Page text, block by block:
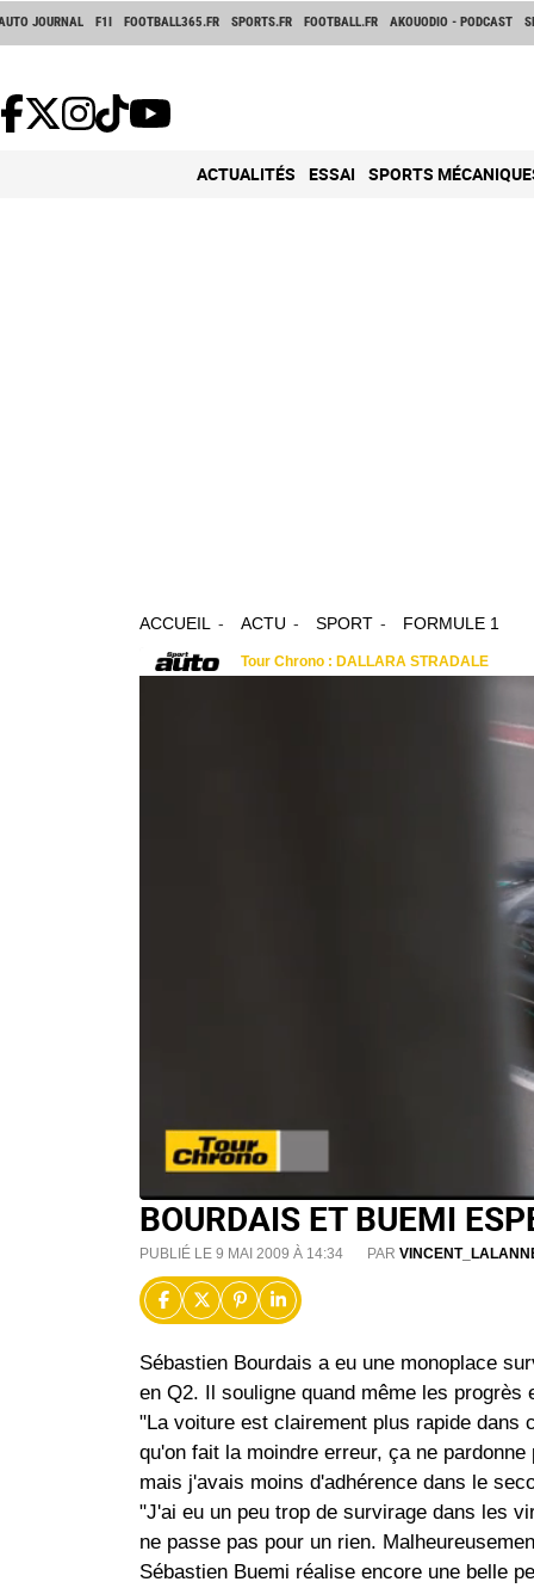
JOURNAL F1I FOOTBALL365.FR SPORTS.FR FOOTBALL.FR AKOUODIO - PODCAST
ACTUALITÉS ESSAI SPORTS
ACCUEIL ACTU SPORT FORMULE 1
BOURDAIS ET BUEMI
PUBLIÉ LE 9 MAI 2009 À 14:34 PAR
Sébastien Bourdais a eu une monoplace
en Q2. Il souligne quand même les progrès
"La voiture est clairement plus rapide
qu'on fait la moindre erreur, ça ne
mais j'avais moins d'adhérence dans le
"J'ai eu un peu trop de survirage dans les
ne passe pas pour un rien.
Sébastien Buemi réalise encore une belle